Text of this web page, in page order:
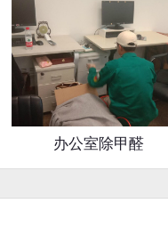
办公室除甲醛